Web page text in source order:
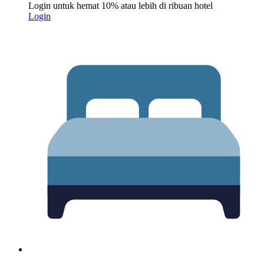
Login untuk hemat 10% atau lebih di ribuan hotel
Login